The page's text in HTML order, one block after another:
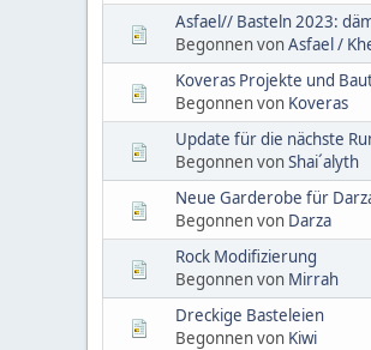
Asfael// Basteln 2023:
Begonnen vonAsfael /
Koveras Projekte und
Begonnen von Koveras
Update für die nächste
Begonnen vonShai´alyth
Neue Garderobe für
Begonnen von Darza
Rock Modifizierung
Begonnen von Mirrah
Dreckige Basteleien
Begonnen von Kiwi